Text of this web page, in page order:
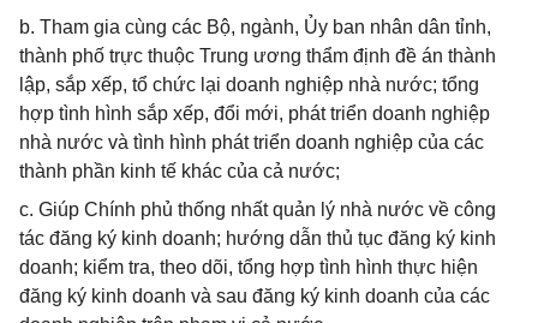
b. Tham gia cùng các Bộ, ngành, Ủy ban nhân dân tỉnh,
thành phố trực thuộc Trung ương thẩm định đề án thành
lập, sắp xếp, tổ chức lại doanh nghiệp nhà nước; tổng
hợp tình hình sắp xếp, đổi mới, phát triển doanh nghiệp
nhà nước và tình hình phát triển doanh nghiệp của các
thành phần kinh tế khác của cả nước;
c. Giúp Chính phủ thống nhất quản lý nhà nước về công
tác đăng ký kinh doanh; hướng dẫn thủ tục đăng ký kinh
doanh; kiểm tra, theo dõi, tổng hợp tình hình thực hiện
đăng ký kinh doanh và sau đăng ký kinh doanh của các